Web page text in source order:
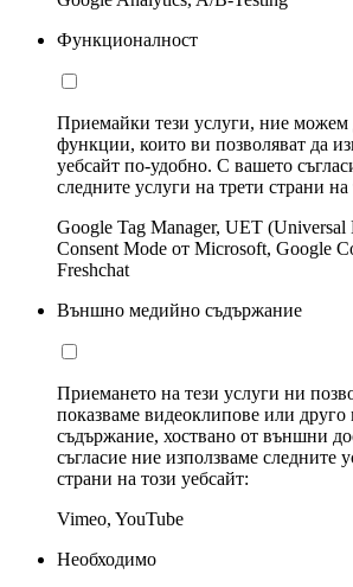
Функционалност
Приемайки тези услуги, ние можем
функции, които ви позволяват да
уебсайт по-удобно. С вашето
следните услуги на трети страни на
Google Tag Manager, UET (Universal
Consent Mode от Microsoft, Google
Freshchat
Външно медийно съдържание
Приемането на тези услуги ни
показваме видеоклипове или
съдържание, хоствано от външни
съгласие ние използваме следните
страни на този уебсайт:
Vimeo, YouTube
Необходимо